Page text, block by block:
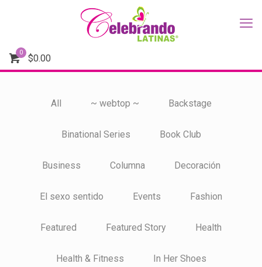
0
$0.00
All ~ webtop ~ Backstage
Binational Series Book Club
Business Columna Decoración
El sexo sentido Events Fashion
Featured Featured Story Health
Health & Fitness In Her Shoes